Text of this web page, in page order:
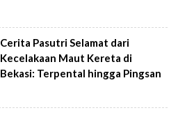
Cerita Pasutri Selamat dari
Kecelakaan Maut Kereta di
Bekasi: Terpental hingga Pingsan